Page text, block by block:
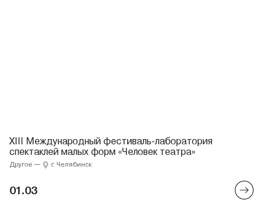
XIII Международный фестиваль-лаборатория
спектаклей малых форм «Человек театра»
Другое — г. Челябинск
01.03